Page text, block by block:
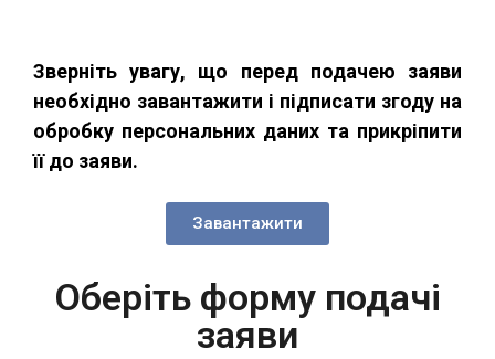
Зверніть увагу, що перед подачею заяви
необхідно завантажити і підписати згоду на
обробку персональних даних та прикріпити
її до заяви.
Завантажити
Оберіть форму подачі
заяви